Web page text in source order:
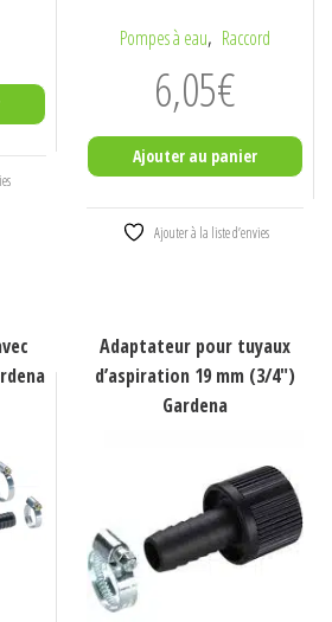
Pompes à eau, Raccord
6,05€
Ajouter au panier
Ajouter à la liste d’envies
Adaptateur pour tuyaux
d’aspiration 19 mm (3/4″)
Gardena